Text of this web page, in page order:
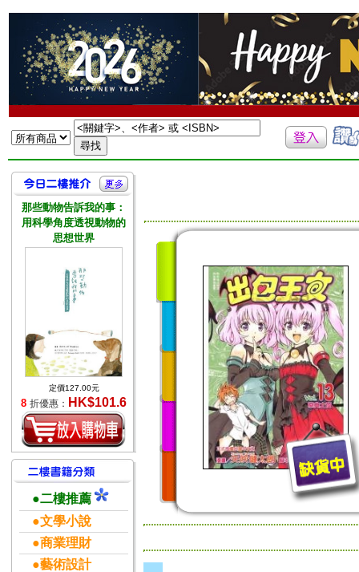
那些動物告訴我的事：
用科學角度透視動物的
思想世界
定價127.00元
8 折優惠： HK$101.6
●二樓推薦
●文學小說
●商業理財
●藝術設計